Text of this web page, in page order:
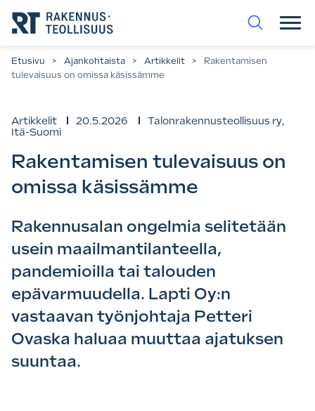
suoraan
sisältöön.
Etusivu > Ajankohtaista > Artikkelit >
Rakentamisen
tulevaisuus on omissa käsissämme
Artikkelit 20.5.2026 Talonrakennusteollisuus ry,
Itä-Suomi
Rakentamisen tulevaisuus on
omissa käsissämme
Rakennusalan ongelmia selitetään
usein maailmantilanteella,
pandemioilla tai talouden
epävarmuudella. Lapti Oy:n
vastaavan työnjohtaja Petteri
Ovaska haluaa muuttaa ajatuksen
suuntaa.